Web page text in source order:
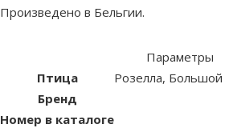
Произведено в Бельгии.
Параметры
Птица
Розелла, Большой
Бренд
Номер в каталоге